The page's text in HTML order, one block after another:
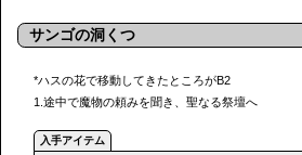
サンゴの洞くつ
*ハスの花で移動してきたところがB2
1.途中で魔物の頼みを聞き、聖なる祭壇へ